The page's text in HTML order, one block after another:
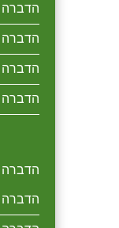
הדברה
הדברה
הדברה
הדברה
הדברה
הדברה